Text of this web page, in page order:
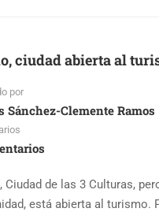
ciudad abierta al
por
Sánchez-Clemente Ramos
Ciudad de las 3 Culturas,
está abierta al turismo.